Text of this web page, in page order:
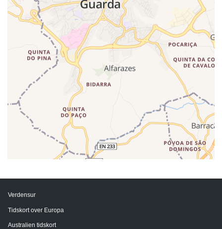
Verdensur
Tidskort over Europa
Australien tidskort